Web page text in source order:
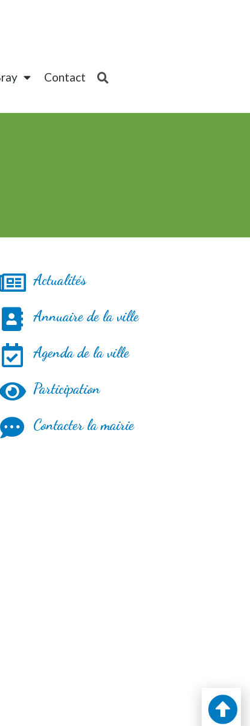
Contact
Actualités
Annuaire de la ville
Agenda de la ville
Participation
Contacter la mairie